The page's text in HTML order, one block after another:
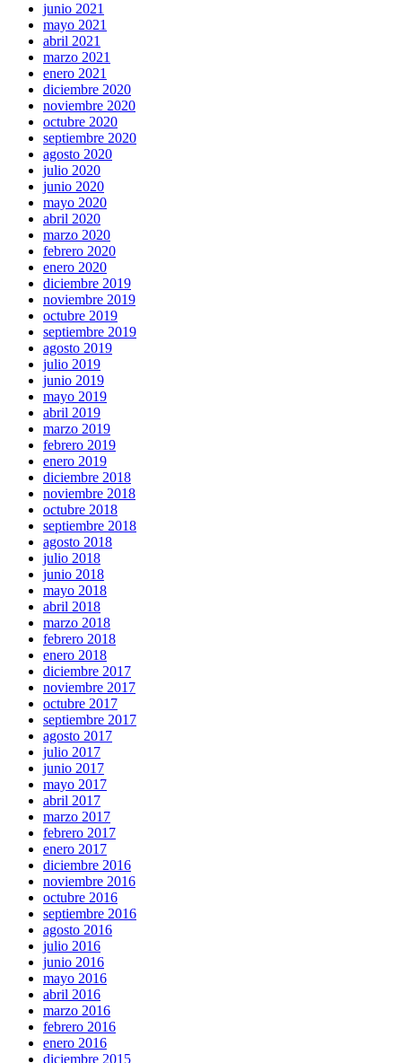
junio 2021
mayo 2021
abril 2021
marzo 2021
enero 2021
diciembre 2020
noviembre 2020
octubre 2020
septiembre 2020
agosto 2020
julio 2020
junio 2020
mayo 2020
abril 2020
marzo 2020
febrero 2020
enero 2020
diciembre 2019
noviembre 2019
octubre 2019
septiembre 2019
agosto 2019
julio 2019
junio 2019
mayo 2019
abril 2019
marzo 2019
febrero 2019
enero 2019
diciembre 2018
noviembre 2018
octubre 2018
septiembre 2018
agosto 2018
julio 2018
junio 2018
mayo 2018
abril 2018
marzo 2018
febrero 2018
enero 2018
diciembre 2017
noviembre 2017
octubre 2017
septiembre 2017
agosto 2017
julio 2017
junio 2017
mayo 2017
abril 2017
marzo 2017
febrero 2017
enero 2017
diciembre 2016
noviembre 2016
octubre 2016
septiembre 2016
agosto 2016
julio 2016
junio 2016
mayo 2016
abril 2016
marzo 2016
febrero 2016
enero 2016
diciembre 2015